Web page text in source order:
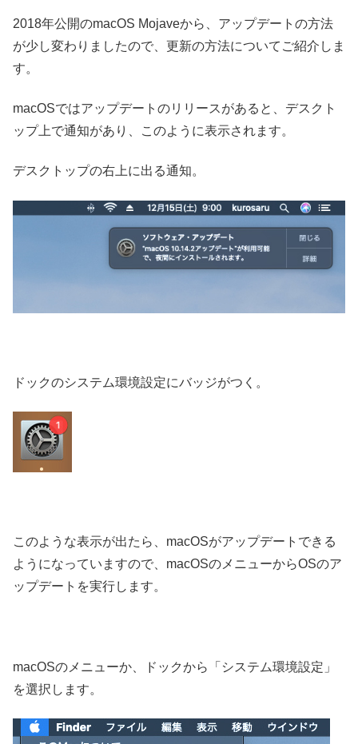
2018年公開のmacOS Mojaveから、アップデートの方法
が少し変わりましたので、更新の方法についてご紹介しま
す。
macOSではアップデートのリリースがあると、デスクト
ップ上で通知があり、このように表示されます。
デスクトップの右上に出る通知。
ドックのシステム環境設定にバッジがつく。
このような表示が出たら、macOSがアップデートできる
ようになっていますので、macOSのメニューからOSのア
ップデートを実行します。
macOSのメニューか、ドックから「システム環境設定」
を選択します。